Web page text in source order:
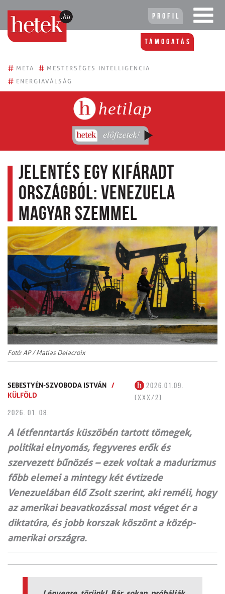
Profil
Támogatás
# META # MESTERSÉGES INTELLIGENCIA
# ENERGIAVÁLSÁG
hetilap
Jelentés egy kifáradt
országból: Venezuela
magyar szemmel
Fotó: AP / Matias Delacroix
SEBESTYÉN-SZVOBODA ISTVÁN /
KÜLFÖLD
2026.01.09.
(XXX/2)
2026. 01. 08.
A létfenntartás küszöbén tartott tömegek,
politikai elnyomás, fegyveres erők és
szervezett bűnözés – ezek voltak a madurizmus
főbb elemei a mintegy két évtizede
Venezuelában élő Zsolt szerint, aki reméli, hogy
az amerikai beavatkozással most véget ér a
diktatúra, és jobb korszak köszönt a közép-
amerikai országra.